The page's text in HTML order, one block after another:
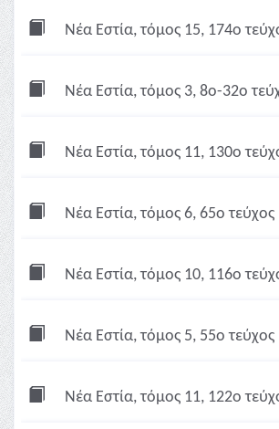
Νέα Εστία, τόμος 15, 174ο
Νέα Εστία, τόμος 3, 8ο-32ο
Νέα Εστία, τόμος 11, 130ο
Νέα Εστία, τόμος 6, 65ο τεύχος
Νέα Εστία, τόμος 10, 116ο
Νέα Εστία, τόμος 5, 55ο τεύχος
Νέα Εστία, τόμος 11, 122ο